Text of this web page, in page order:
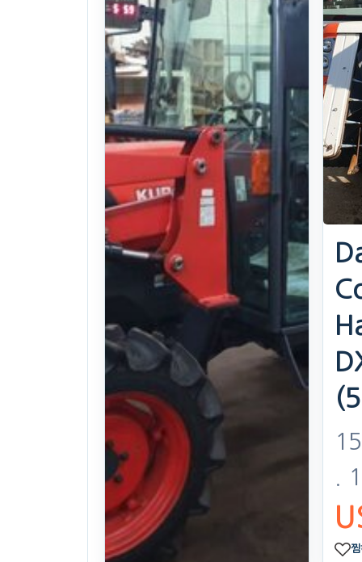
폭215cm)
24year((0Hours)Hours)
. 138일 전(1148)
U$ 2,585
.
찜